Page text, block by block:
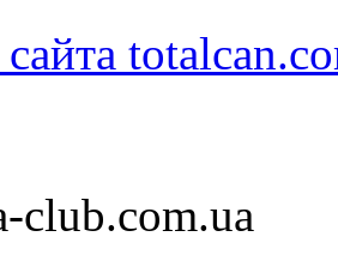
club.com.ua